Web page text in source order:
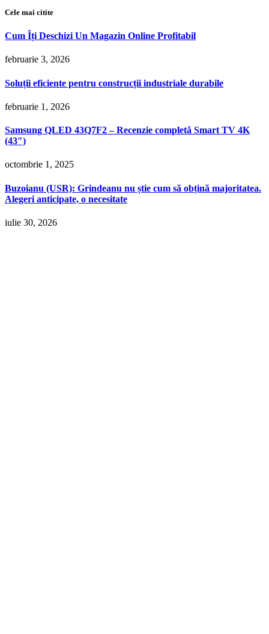
Cele mai citite
Cum Îți Deschizi Un Magazin Online Profitabil
februarie 3, 2026
Soluții eficiente pentru construcții industriale durabile
februarie 1, 2026
Samsung QLED 43Q7F2 – Recenzie completă Smart TV 4K
(43″)
octombrie 1, 2025
Buzoianu (USR): Grindeanu nu știe cum să obțină majoritatea.
Alegeri anticipate, o necesitate
iulie 30, 2026